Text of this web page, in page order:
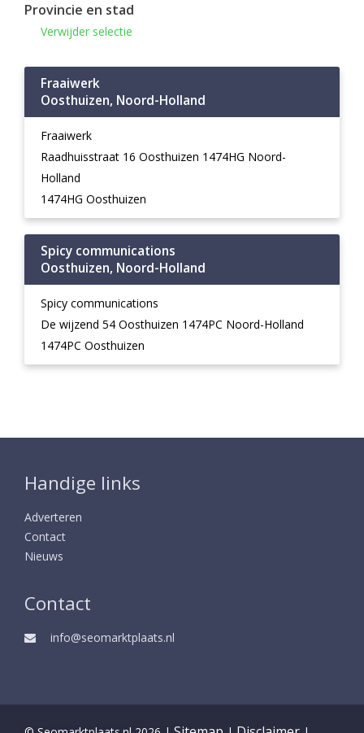
Provincie en stad
Verwijder selectie
Fraaiwerk
Oosthuizen, Noord-Holland
Fraaiwerk
Raadhuisstraat 16 Oosthuizen 1474HG Noord-
Holland
1474HG Oosthuizen
Spicy communications
Oosthuizen, Noord-Holland
Spicy communications
De wijzend 54 Oosthuizen 1474PC Noord-Holland
1474PC Oosthuizen
Handige links
Adverteren
Contact
Nieuws
Contact
info@seomarktplaats.nl